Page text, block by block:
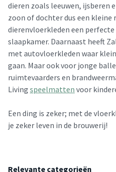
dieren zoals leeuwen, ijsberen
zoon of dochter dus een kleine
dierenvloerkleden een
slaapkamer. Daarnaast heeft
met autovloerkleden waar
gaan. Maar ook voor jonge
ruimtevaarders en
Living speelmatten voor
Een ding is zeker; met de
je zeker leven in de brouwerij!
Relevante categorieën